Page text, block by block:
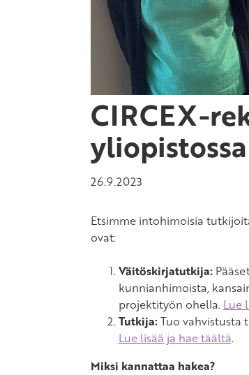
CIRCEX-
yliopistossa
26.9.2023
Etsimme intohimoisia
ovat:
Väitöskirjatutkija:
kunnianhimoista,
projektityön ohella. Lue
Tutkija:Tuo vahvistusta
Lue lisää ja hae täältä.
Miksi kannattaa hakea?